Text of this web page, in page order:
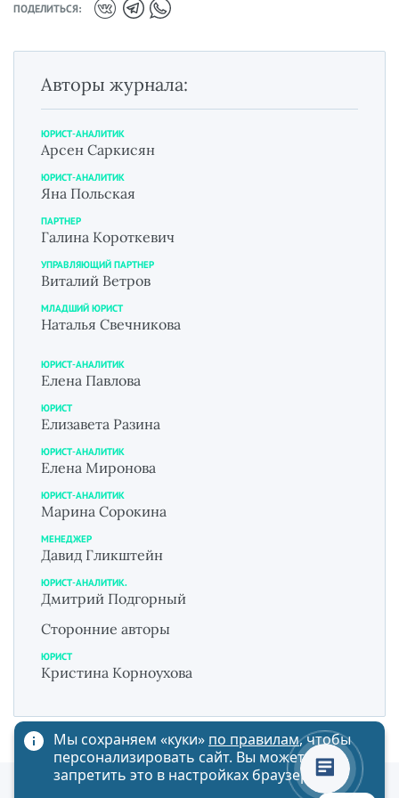
ПОДЕЛИТЬСЯ:
Авторы журнала:
ЮРИСТ-АНАЛИТИК
Арсен Саркисян
ЮРИСТ-АНАЛИТИК
Яна Польская
ПАРТНЕР
Галина Короткевич
УПРАВЛЯЮЩИЙ ПАРТНЕР
Виталий Ветров
МЛАДШИЙ ЮРИСТ
Наталья Свечникова
ЮРИСТ-АНАЛИТИК
Елена Павлова
ЮРИСТ
Елизавета Разина
ЮРИСТ-АНАЛИТИК
Елена Миронова
ЮРИСТ-АНАЛИТИК
Марина Сорокина
МЕНЕДЖЕР
Давид Гликштейн
ЮРИСТ-АНАЛИТИК.
Дмитрий Подгорный
Сторонние авторы
ЮРИСТ
Кристина Корноухова
Политика обработки персональных данных
Мы сохраняем «куки» по правилам, чтобы
персонализировать сайт. Вы можете
запретить это в настройках браузера